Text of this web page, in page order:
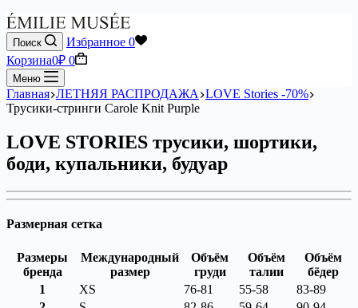
Поиск Избранное 0
Корзина0₽ 0
Меню
Главная ЛЕТНЯЯ РАСПРОДАЖА LOVE Stories -70%
Трусики-стринги Carole Knit Purple
LOVE STORIES трусики, шортики,
боди, купальники, будуар
Размерная сетка
Размеры
бренда
Международный
размер
Объём
груди
Объём
талии
Объём
бёдер
1
XS 76-81 55-58
83-89